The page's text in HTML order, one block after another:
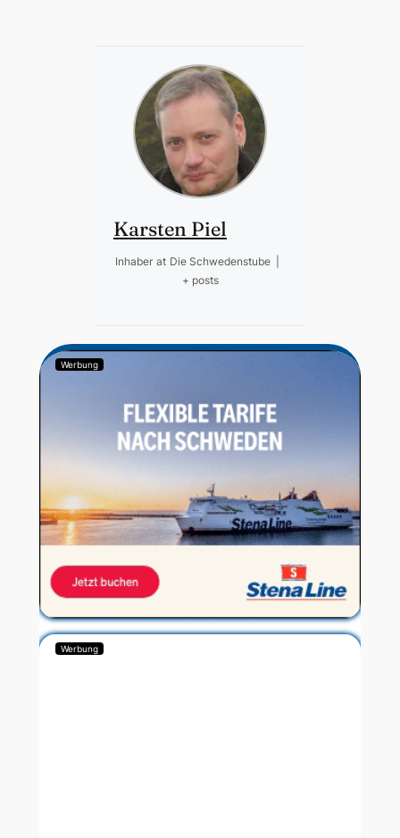
Karsten Piel
Inhaber at Die Schwedenstube
+ posts
Werbung
Werbung